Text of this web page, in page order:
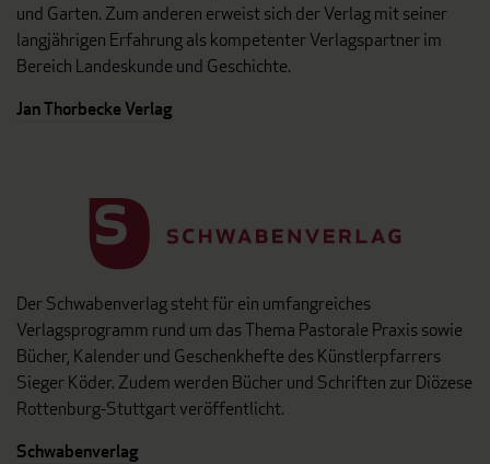
und Garten. Zum anderen erweist sich der Verlag mit seiner
langjährigen Erfahrung als kompetenter Verlagspartner im
Bereich Landeskunde und Geschichte.
Jan Thorbecke Verlag
Der Schwabenverlag steht für ein umfangreiches
Verlagsprogramm rund um das Thema Pastorale Praxis sowie
Bücher, Kalender und Geschenkhefte des Künstlerpfarrers
Sieger Köder. Zudem werden Bücher und Schriften zur Diözese
Rottenburg-Stuttgart veröffentlicht.
Schwabenverlag